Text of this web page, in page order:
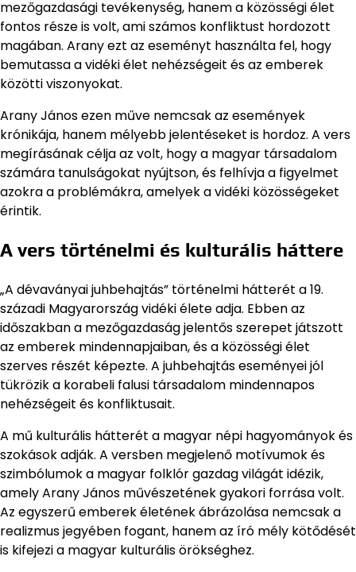
mezőgazdasági tevékenység, hanem a közösségi élet
fontos része is volt, ami számos konfliktust hordozott
magában. Arany ezt az eseményt használta fel, hogy
bemutassa a vidéki élet nehézségeit és az emberek
közötti viszonyokat.
Arany János ezen műve nemcsak az események
krónikája, hanem mélyebb jelentéseket is hordoz. A vers
megírásának célja az volt, hogy a magyar társadalom
számára tanulságokat nyújtson, és felhívja a figyelmet
azokra a problémákra, amelyek a vidéki közösségeket
érintik.
A vers történelmi és kulturális háttere
„A dévaványai juhbehajtás” történelmi hátterét a 19.
századi Magyarország vidéki élete adja. Ebben az
időszakban a mezőgazdaság jelentős szerepet játszott
az emberek mindennapjaiban, és a közösségi élet
szerves részét képezte. A juhbehajtás eseményei jól
tükrözik a korabeli falusi társadalom mindennapos
nehézségeit és konfliktusait.
A mű kulturális hátterét a magyar népi hagyományok és
szokások adják. A versben megjelenő motívumok és
szimbólumok a magyar folklór gazdag világát idézik,
amely Arany János művészetének gyakori forrása volt.
Az egyszerű emberek életének ábrázolása nemcsak a
realizmus jegyében fogant, hanem az író mély kötődését
is kifejezi a magyar kulturális örökséghez.